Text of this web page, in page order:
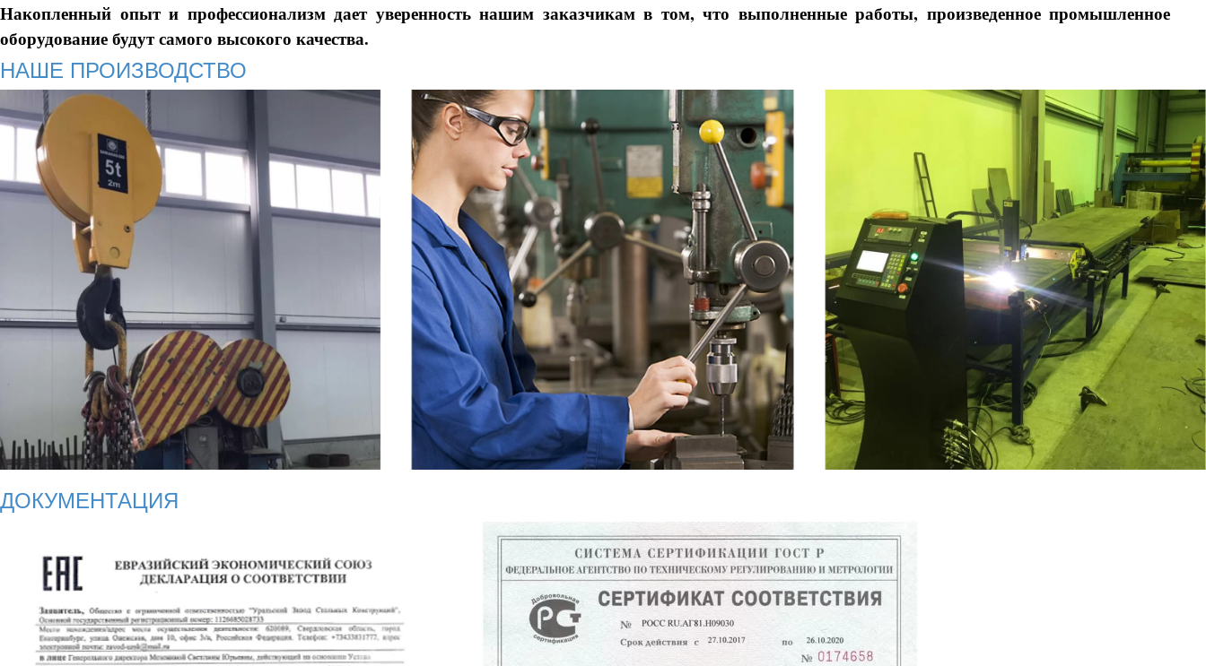
Накопленный опыт и профессионализм дает уверенность нашим заказчикам в том, что выполненные работы, произведенное промышленное
оборудование будут самого высокого качества.
НАШЕ ПРОИЗВОДСТВО
ДОКУМЕНТАЦИЯ